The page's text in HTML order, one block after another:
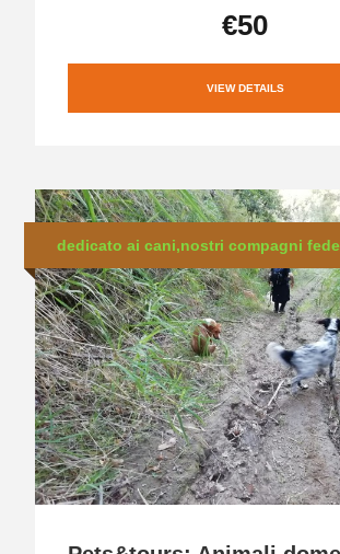
€50
VIEW DETAILS
dedicato ai cani,nostri compagni